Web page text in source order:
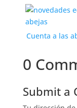
Cuenta a las
0
Submit a